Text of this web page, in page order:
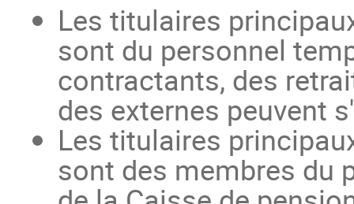
Les titulaires
sont du personnel
contractants, des
des externes peuvent
Les titulaires
sont des membres du